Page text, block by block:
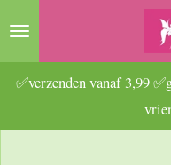
Ga
naar
hoofdinhoud
✅verzenden vanaf 3,99